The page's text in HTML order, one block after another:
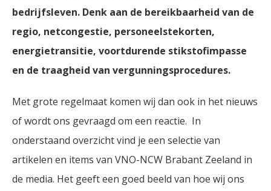
bedrijfsleven. Denk aan de bereikbaarheid van de
regio, netcongestie, personeelstekorten,
energietransitie, voortdurende stikstofimpasse
en de traagheid van vergunningsprocedures.
Met grote regelmaat komen wij dan ook in het nieuws
of wordt ons gevraagd om een reactie. In
onderstaand overzicht vind je een selectie van
artikelen en items van VNO-NCW Brabant Zeeland in
de media. Het geeft een goed beeld van hoe wij ons